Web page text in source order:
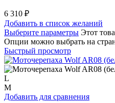
6 310 ₽
Добавить в список желаний
Выберите параметры Этот
Опции можно выбрать на
Быстрый просмотр
L
M
Добавить для сравнения